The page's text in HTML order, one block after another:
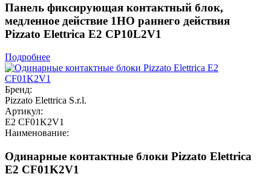
Панель фиксирующая контактный блок,
медленное действие 1НО раннего действия
Pizzato Elettrica E2 CP10L2V1
Подробнее
Бренд:
Pizzato Elettrica S.r.l.
Артикул:
E2 CF01K2V1
Наименование:
Одинарные контактные блоки Pizzato Elettrica
E2 CF01K2V1